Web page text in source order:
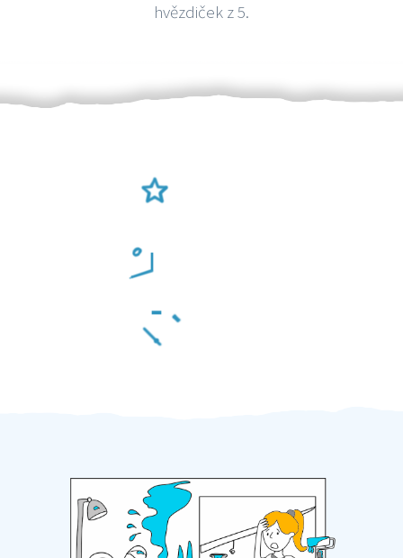
hvězdiček z 5.